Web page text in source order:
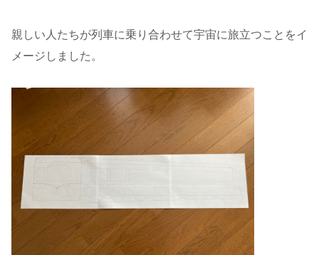
親しい人たちが列車に乗り合わせて宇宙に旅立つことをイ
メージしました。